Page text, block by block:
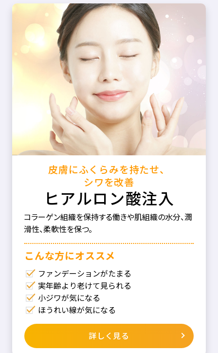
皮膚にふくらみを持たせ、
シワを改善
ヒアルロン酸注入
コラーゲン組織を保持する働きや肌組織の水分、潤
滑性、柔軟性を保つ。
こんな⽅にオススメ
ファンデーションがたまる
実年齢より老けて見られる
小ジワが気になる
ほうれい線が気になる
詳しく見る